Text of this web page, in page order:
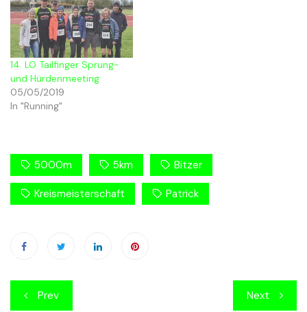
14. LO Tailfinger Sprung-
und Hürdenmeeting
05/05/2019
In "Running"
5000m 5km Bitzer
Kreismeisterschaft Patrick
Beitragsnavigation
Prev Next